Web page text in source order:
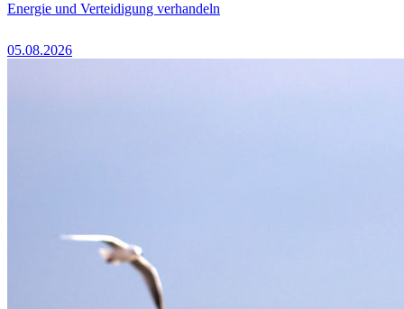
Energie und Verteidigung verhandeln
05.08.2026